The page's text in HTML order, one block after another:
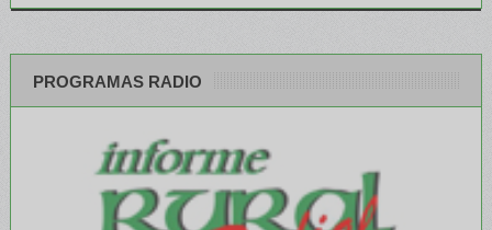
PROGRAMAS RADIO